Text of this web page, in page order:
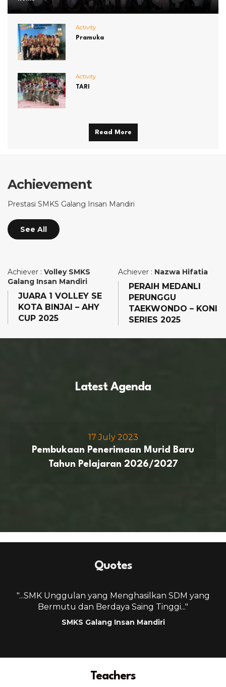
Activity
Pramuka
Activity
TARI
Read More
Achievement
Prestasi SMKS Galang Insan Mandiri
See All
Achiever : Volley SMKS
Galang Insan Mandiri
JUARA 1 VOLLEY SE
KOTA BINJAI – AHY
CUP 2025
Achiever : Nazwa Hifatia
PERAIH MEDANLI
PERUNGGU
TAEKWONDO – KONI
SERIES 2025
Latest Agenda
17 July 2023
Pembukaan Penerimaan Murid Baru
Tahun Pelajaran 2026/2027
Quotes
"...SMK Unggulan yang Menghasilkan SDM yang
Bermutu dan Berdaya Saing Tinggi..."
SMKS Galang Insan Mandiri
Teachers